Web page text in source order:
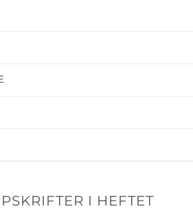
I HEFTET